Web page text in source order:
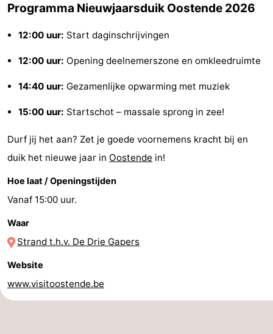
Parkeren
-
Kusttram
Reisboekenwinkel
Medische
adressen
Regio
West-
Vlaanderen
-
Programma Nieuwjaarsduik Oostende 2026
12:00 uur: Start daginschrijvingen
12:00 uur: Opening deelnemerszone en omkleedruimte
14:40 uur: Gezamenlijke opwarming met muziek
15:00 uur: Startschot – massale sprong in zee!
Durf jij het aan? Zet je goede voornemens kracht bij en
duik het nieuwe jaar in Oostende in!
Hoe laat / Openingstijden
Vanaf 15:00 uur.
Waar
Strand t.h.v. De Drie Gapers
Website
www.visitoostende.be